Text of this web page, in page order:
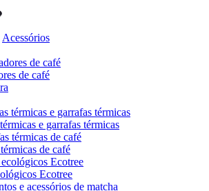
Acessórios
de café
e garrafas térmicas
de café
Ecotree